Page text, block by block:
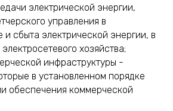
электрической энергии,
управления в
и сбыта электрической энергии, в
хозяйства;
инфраструктуры -
в установленном порядке
обеспечения коммерческой